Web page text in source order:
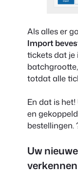
Als alles er
Import
tickets dat je
totdat alle
En dat is
en
bestellingen.
Uw
verkennen